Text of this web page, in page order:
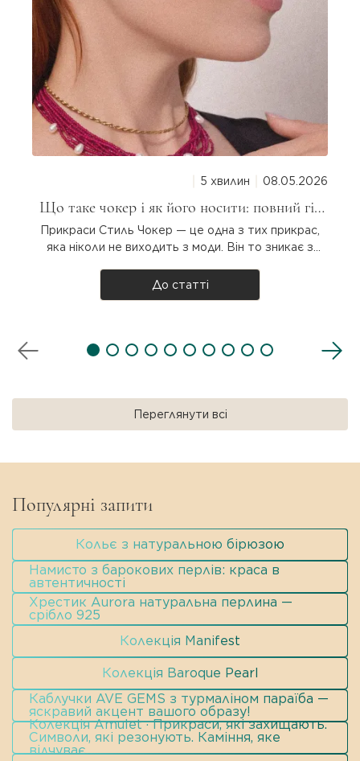
5 хвилин 08.05.2026
Що таке чокер і як його носити: повний гід
для дівчат
Прикраси Стиль Чокер — це одна з тих прикрас,
яка ніколи не виходить з моди. Він то зникає з
таке чокер насправді, звідки він узявся і як
носити? Розбираємося разом! Що таке чокер?
До статті
Переглянути всі
Популярні запити
Кольє з натуральною бірюзою
Намисто з барокових перлів: краса в
автентичності
Хрестик Aurora натуральна перлина —
срібло 925
Колекція Manifest
Колекція Baroque Pearl
Каблучки AVE GEMS з турмаліном параїба —
яскравий акцент вашого образу!
Колекція Amulet · Прикраси, які захищають.
Символи, які резонують. Каміння, яке
відчуває.